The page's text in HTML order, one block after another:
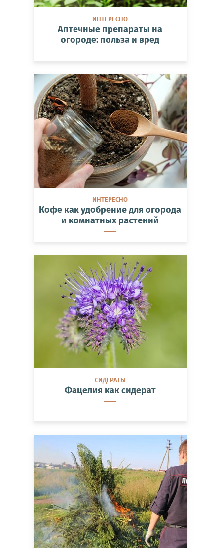
ИНТЕРЕСНО
Аптечные препараты на
огороде: польза и вред
ИНТЕРЕСНО
Кофе как удобрение для огорода
и комнатных растений
СИДЕРАТЫ
Фацелия как сидерат